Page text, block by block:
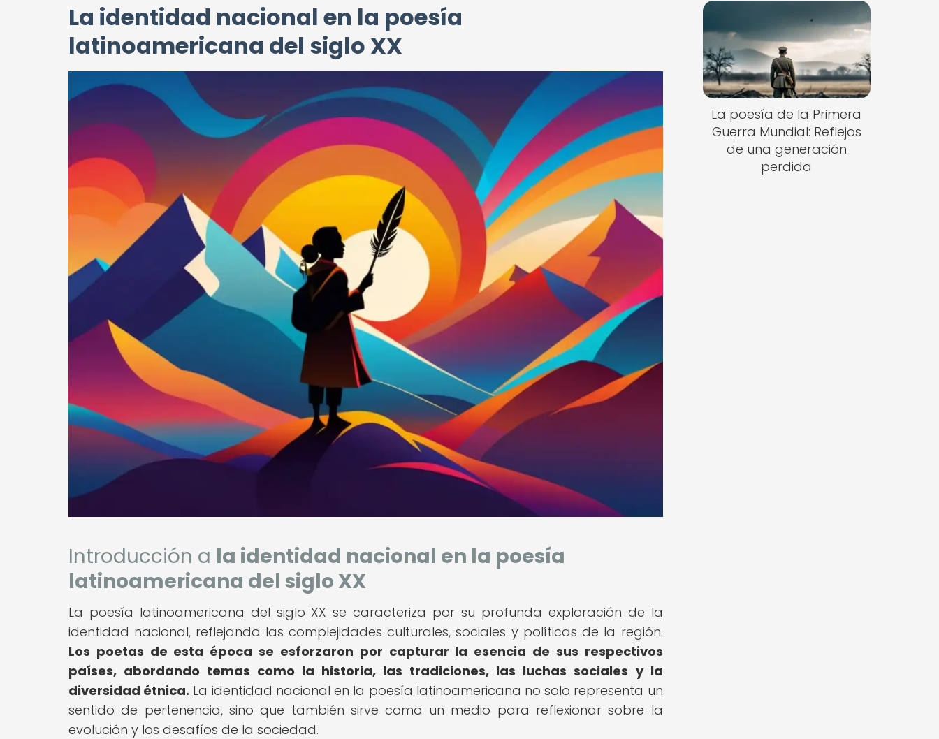
La identidad nacional en la poesía
latinoamericana del siglo XX
Introducción a la identidad nacional en la poesía
latinoamericana del siglo XX
La poesía latinoamericana del siglo XX se caracteriza por su profunda exploración de la
identidad nacional, reflejando las complejidades culturales, sociales y políticas de la región.
Los poetas de esta época se esforzaron por capturar la esencia de sus respectivos
países, abordando temas como la historia, las tradiciones, las luchas sociales y la
diversidad étnica. La identidad nacional en la poesía latinoamericana no solo representa un
sentido de pertenencia, sino que también sirve como un medio para reflexionar sobre la
evolución y los desafíos de la sociedad.
La poesía de la Primera
Guerra Mundial: Reflejos
de una generación
perdida